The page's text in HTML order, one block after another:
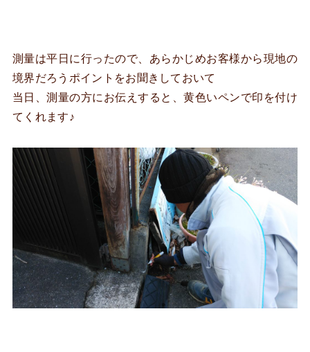
測量は平日に行ったので、あらかじめお客様から現地の
境界だろうポイントをお聞きしておいて
当日、測量の方にお伝えすると、黄色いペンで印を付け
てくれます♪